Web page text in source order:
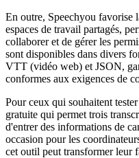
En outre, Speechyou favorise
espaces de travail partagés,
collaborer et de gérer les
sont disponibles dans divers
VTT (vidéo web) et JSON,
conformes aux exigences de
Pour ceux qui souhaitent
gratuite qui permet trois
d'entrer des informations de
occasion pour les
cet outil peut transformer leur